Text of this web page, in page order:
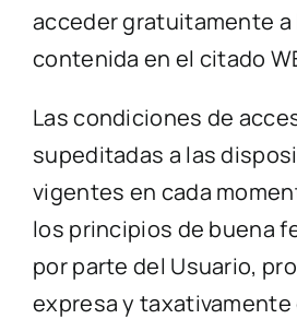
acceder gratuitamente a
contenida en el citado
Las condiciones de
supeditadas a las
vigentes en cada
los principios de buena
por parte del Usuario,
expresa y